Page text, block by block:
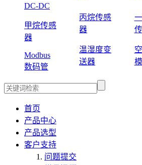
DC-DC
甲烷传感
器
Modbus
数码管
丙烷传感
器
温湿度变
送器
首页
产品中心
产品选型
客户支持
问题提交